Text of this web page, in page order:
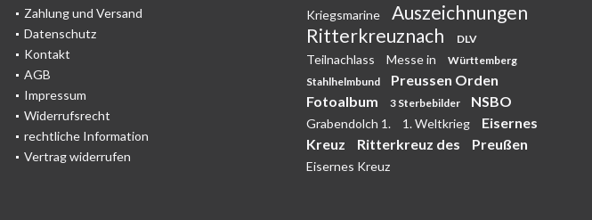
Zahlung und Versand
Datenschutz
Kontakt
AGB
Impressum
Widerrufsrecht
rechtliche Information
Vertrag widerrufen
Kriegsmarine
Auszeichnungen
Ritterkreuznach
DLV
Teilnachlass Messe in
Württemberg
Stahlhelmbund
Preussen Orden
Fotoalbum
3 Sterbebilder NSBO
Grabendolch 1. 1. Weltkrieg
Eisernes
Kreuz
Ritterkreuz des Preußen
Eisernes Kreuz